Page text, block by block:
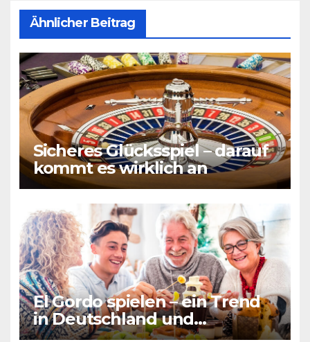
Ähnlicher Beitrag
Sicheres Glücksspiel – darauf
kommt es wirklich an
El Gordo spielen – ein Trend
in Deutschland und
Frankreich gleichermaßen